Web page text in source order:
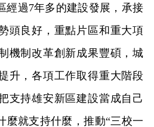
經過7年多的建設發展，承接
頭良好，重點片區和重大項
機制改革創新成果豐碩，城
升，各項工作取得重大階段
支持雄安新區建設當成自己
麼就支持什麼，推動“三校一